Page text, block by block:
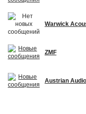
Warwick
ZMF
Austrian Audio